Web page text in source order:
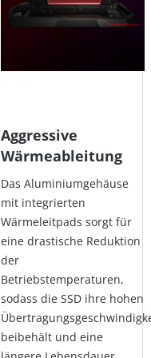
Aggressive
Wärmeableitung
Das Aluminiumgehäuse
mit integrierten
Wärmeleitpads sorgt für
eine drastische Reduktion
der
Betriebstemperaturen,
sodass die SSD ihre hohen
beibehält und eine